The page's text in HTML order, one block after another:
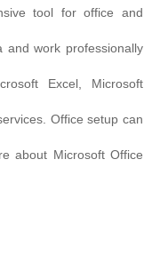
tool for office and
and work professionally
Excel, Microsoft
Office setup can
about Microsoft Office